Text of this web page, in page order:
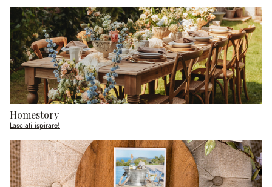
Homestory
Lasciati ispirare!